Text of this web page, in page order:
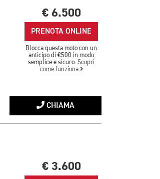
€ 6.500
PRENOTA ONLINE
Blocca questa moto con un
anticipo di €500 in modo
semplice e sicuro.Scopri
come funziona
CHIAMA
€ 3.600